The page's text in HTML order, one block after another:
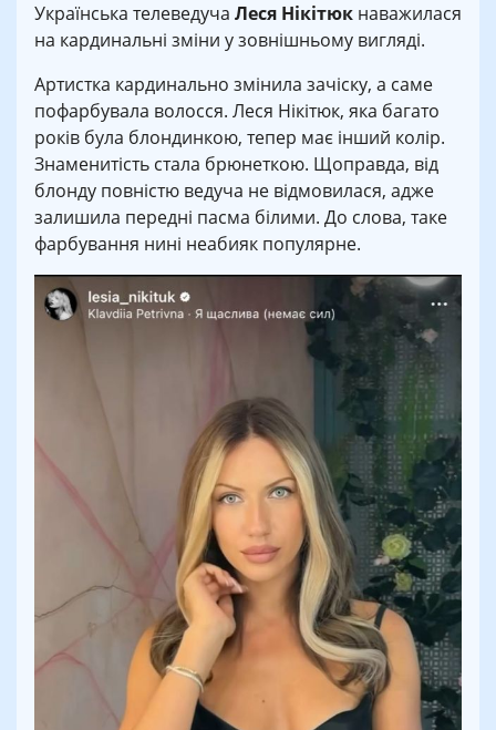
Українська телеведуча Леся Нікітюк наважилася
на кардинальні зміни у зовнішньому вигляді.
Артистка кардинально змінила зачіску, а саме
пофарбувала волосся. Леся Нікітюк, яка багато
років була блондинкою, тепер має інший колір.
Знаменитість стала брюнеткою. Щоправда, від
блонду повністю ведуча не відмовилася, адже
залишила передні пасма білими. До слова, таке
фарбування нині неабияк популярне.